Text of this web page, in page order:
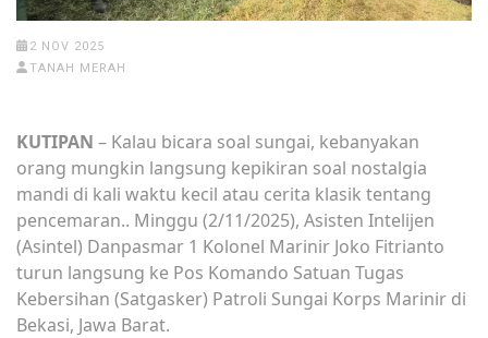
2 NOV 2025
TANAH MERAH
KUTIPAN – Kalau bicara soal sungai, kebanyakan
orang mungkin langsung kepikiran soal nostalgia
mandi di kali waktu kecil atau cerita klasik tentang
pencemaran.. Minggu (2/11/2025), Asisten Intelijen
(Asintel) Danpasmar 1 Kolonel Marinir Joko Fitrianto
turun langsung ke Pos Komando Satuan Tugas
Kebersihan (Satgasker) Patroli Sungai Korps Marinir di
Bekasi, Jawa Barat.